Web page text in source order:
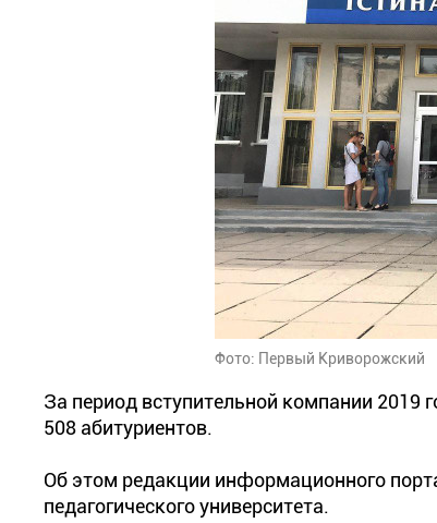
Фото: Первый Криворожский
За период вступительной компании 2019
508 абитуриентов.
Об этом редакции информационного
педагогического университета.